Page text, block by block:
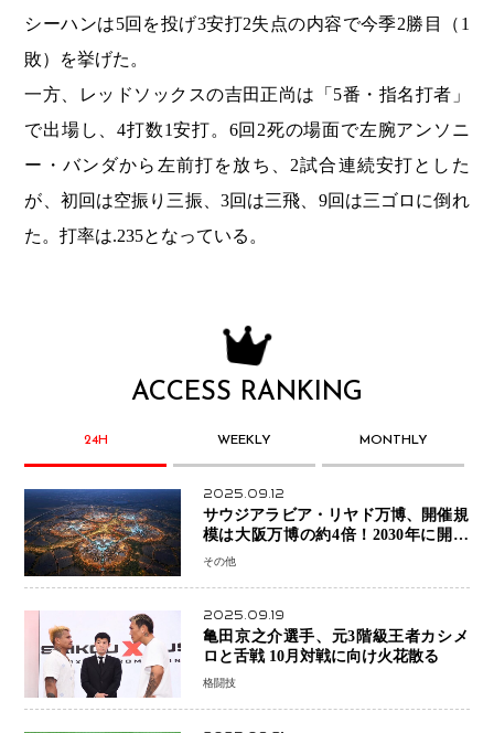
シーハンは5回を投げ3安打2失点の内容で今季2勝目（1
敗）を挙げた。
一方、レッドソックスの吉田正尚は「5番・指名打者」
で出場し、4打数1安打。6回2死の場面で左腕アンソニ
ー・バンダから左前打を放ち、2試合連続安打とした
が、初回は空振り三振、3回は三飛、9回は三ゴロに倒れ
た。打率は.235となっている。
ACCESS RANKING
24H WEEKLY MONTHLY
2025.09.12
サウジアラビア・リヤド万博、開催規
模は大阪万博の約4倍！2030年に開幕
予定
その他
2025.09.19
亀田京之介選手、元3階級王者カシメ
格闘技